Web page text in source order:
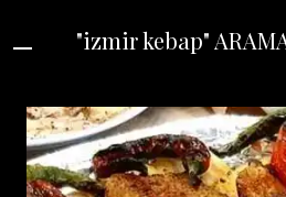
"izmir kebap"